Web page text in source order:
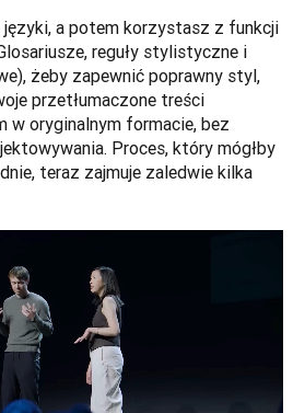
a potem korzystasz z funkcji
reguły stylistyczne i
żeby zapewnić poprawny styl,
przetłumaczone treści
w oryginalnym formacie, bez
Proces, który mógłby
teraz zajmuje zaledwie kilka